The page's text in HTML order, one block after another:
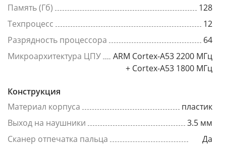
Память (Гб)
128
Техпроцесс
12
Разрядность процессора
64
Микроархитектура ЦПУ
ARM Cortex-A53 2200 МГц
+ Cortex-A53 1800 МГц
Конструкция
Материал корпуса
пластик
Выход на наушники
3.5 мм
Сканер отпечатка пальца
Да